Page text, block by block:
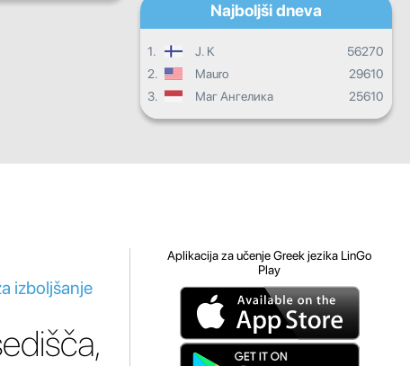
Najboljši dneva
1. J. K
56270
2.
Mauro
29610
3.
Маг Ангелика 25610
izboljšanje
Aplikacija za učenje Greek jezika LinGo
Play